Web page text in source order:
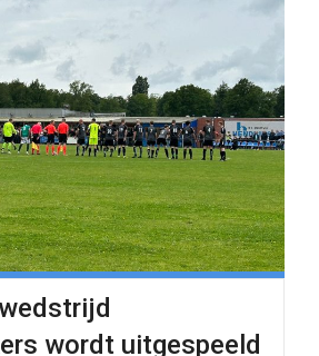
wordt uitgespeeld